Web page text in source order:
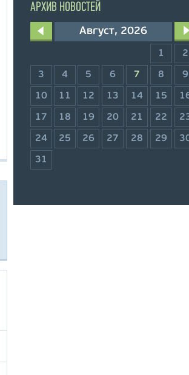
АРХИВ НОВОСТЕЙ
Август, 2026
1 2
3 4 5 6 7 8 9
10 11 12 13 14 15
17 18 19 20 21 22
24 25 26 27 28 29
31